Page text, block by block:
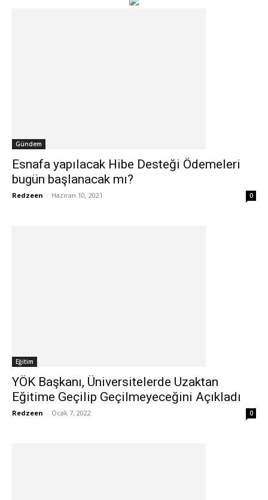
Gündem
Esnafa yapılacak Hibe Desteği Ödemeleri
bugün başlanacak mı?
Redzeen - Haziran 10, 2021 0
Eğitim
YÖK Başkanı, Üniversitelerde Uzaktan
Eğitime Geçilip Geçilmeyeceğini Açıkladı
Redzeen - Ocak 7, 2022 0